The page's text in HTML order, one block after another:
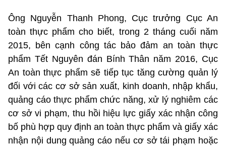
Ông Nguyễn Thanh Phong, Cục trưởng Cục An
toàn thực phẩm cho biết, trong 2 tháng cuối năm
2015, bên cạnh công tác bảo đảm an toàn thực
phẩm Tết Nguyên đán Bính Thân năm 2016, Cục
An toàn thực phẩm sẽ tiếp tục tăng cường quản lý
đối với các cơ sở sản xuất, kinh doanh, nhập khẩu,
quảng cáo thực phẩm chức năng, xử lý nghiêm các
cơ sở vi phạm, thu hồi hiệu lực giấy xác nhận công
bố phù hợp quy định an toàn thực phẩm và giấy xác
nhận nội dung quảng cáo nếu cơ sở tái phạm hoặc